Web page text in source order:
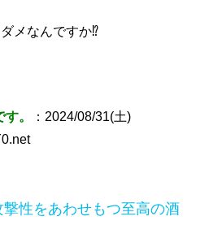
メなんですか⁉︎
。
：2024/08/31(土)
性をあわせもつ至高の酒